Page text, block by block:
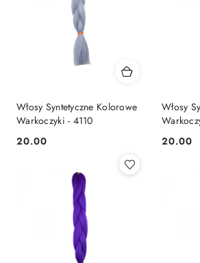
Włosy Syntetyczne Kolorowe
Warkoczyki - 4110
Cena:
20.00
Włosy
Cena:
20.00